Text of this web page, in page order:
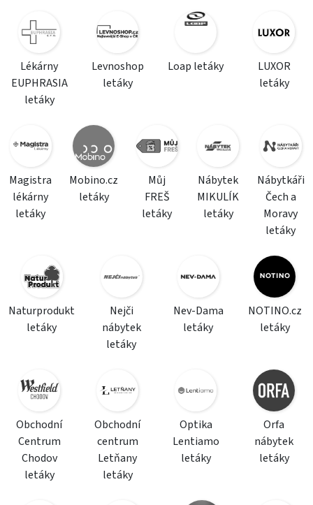
Lékárny
EUPHRASIA
letáky
Levnoshop
letáky
Loap letáky
LUXOR
letáky
Magistra
lékárny
letáky
Mobino.cz
letáky
Můj
FREŠ
letáky
Nábytek
MIKULÍK
letáky
Nábytkáři
Čech a
Moravy
letáky
Naturprodukt
letáky
Nejči
nábytek
letáky
Nev-Dama
letáky
NOTINO.cz
letáky
Obchodní
Centrum
Chodov
letáky
Obchodní
centrum
Letňany
letáky
Optika
Lentiamo
letáky
Orfa
nábytek
letáky